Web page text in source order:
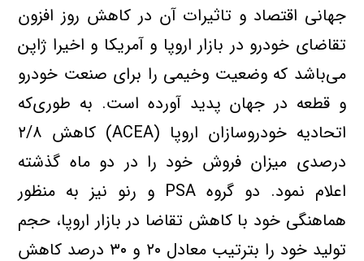
جهانی اقتصاد و تاثیرات آن در کاهش روز افزون
تقاضای خودرو در بازار اروپا و آمریکا و اخیرا ژاپن
می‌باشد که وضعیت وخیمی را برای صنعت خودرو
و قطعه در جهان پدید آورده است. به طوری‌که
اتحادیه خودروسازان اروپا (ACEA) کاهش ۲/۸
درصدی میزان فروش خود را در دو ماه گذشته
اعلام نمود. دو گروه PSA و رنو نیز به منظور
هماهنگی خود با کاهش تقاضا در بازار اروپا، حجم
تولید خود را بترتیب معادل ۲۰ و ۳۰ درصد کاهش